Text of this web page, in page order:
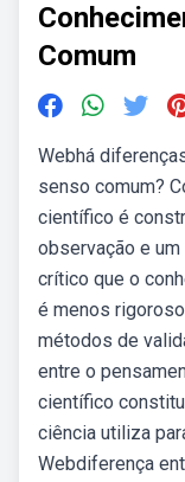
Comum
Webhá
senso comum?
científico é
observação e
crítico que o
é menos
métodos de
entre o
científico
ciência utiliza
Webdiferença